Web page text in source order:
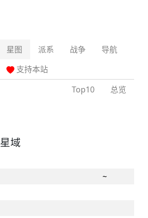
星图 派系 战争
导航
支持本站
总览
Top10
星域
~